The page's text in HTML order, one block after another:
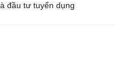
đầu tư tuyển dụng